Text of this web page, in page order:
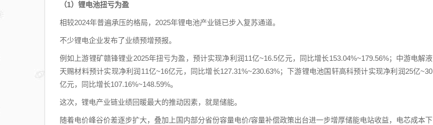
（1）锂电池扭亏为盈
相较2024年普遍承压的格局，2025年锂电池产业链已步入复苏通道。
不少锂电企业发布了业绩预增预报。
例如上游锂矿赣锋锂业2025年扭亏为盈，预计实现净利润11亿~16.5亿元，同比增长153.04%~179.56%；中游电解液
天赐材料预计实现净利润11亿~16亿元，同比增长127.31%~230.63%；下游锂电池国轩高科预计实现净利润25亿~30
亿元，同比增长107.16%~148.59%。
这次，锂电产业链业绩回暖最大的推动因素，就是储能。
随着电价峰谷价差逐步扩大，叠加上国内部分省份容量电价/容量补偿政策出台进一步增厚储能电站收益，电芯成本下